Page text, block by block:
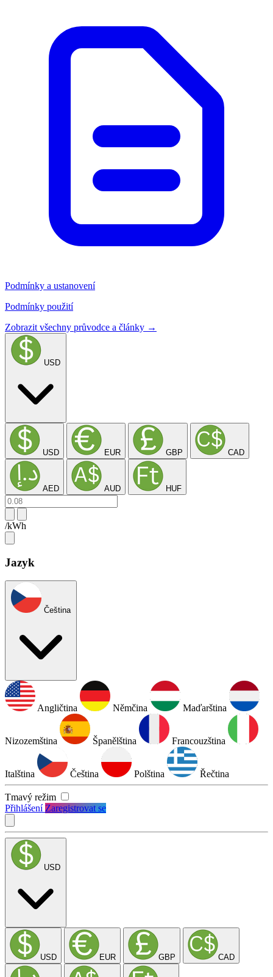
Podmínky a ustanovení
Podmínky použití
Zobrazit všechny průvodce a články →
USD
USD EUR GBP CAD
AED AUD HUF
/kWh
Jazyk
Čeština
Angličtina Němčina Maďarština
Nizozemština Španělština Francouzština
Italština Čeština Polština Řečtina
Tmavý režim
PřihlášeníZaregistrovat se
USD
USD EUR GBP CAD